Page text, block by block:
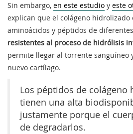
Sin embargo, en este estudio y este
explican que el colágeno hidrolizado
aminoácidos y péptidos de
resistentes al proceso de hidrólisis
permite llegar al torrente sanguíneo
nuevo cartílago.
Los péptidos de colágeno
tienen una alta
justamente porque el
de degradarlos.